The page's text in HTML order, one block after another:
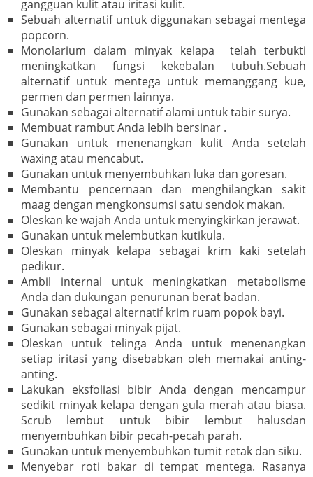
gangguan kulit atau iritasi kulit.
Sebuah alternatif untuk diggunakan sebagai mentega
popcorn.
Monolarium dalam minyak kelapa telah terbukti
meningkatkan fungsi kekebalan tubuh.Sebuah
alternatif untuk mentega untuk memanggang kue,
permen dan permen lainnya.
Gunakan sebagai alternatif alami untuk tabir surya.
Membuat rambut Anda lebih bersinar .
Gunakan untuk menenangkan kulit Anda setelah
waxing atau mencabut.
Gunakan untuk menyembuhkan luka dan goresan.
Membantu pencernaan dan menghilangkan sakit
maag dengan mengkonsumsi satu sendok makan.
Oleskan ke wajah Anda untuk menyingkirkan jerawat.
Gunakan untuk melembutkan kutikula.
Oleskan minyak kelapa sebagai krim kaki setelah
pedikur.
Ambil internal untuk meningkatkan metabolisme
Anda dan dukungan penurunan berat badan.
Gunakan sebagai alternatif krim ruam popok bayi.
Gunakan sebagai minyak pijat.
Oleskan untuk telinga Anda untuk menenangkan
setiap iritasi yang disebabkan oleh memakai anting-
anting.
Lakukan eksfoliasi bibir Anda dengan mencampur
sedikit minyak kelapa dengan gula merah atau biasa.
Scrub lembut untuk bibir lembut halusdan
menyembuhkan bibir pecah-pecah parah.
Gunakan untuk menyembuhkan tumit retak dan siku.
Menyebar roti bakar di tempat mentega. Rasanya